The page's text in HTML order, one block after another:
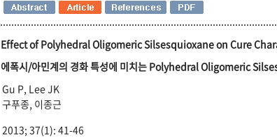
Effect of Polyhedral Oligomeric Silsesquioxane on Cure
에폭시/아민계의 경화 특성에 미치는 Polyhedral Oligomeric
Gu P, Lee JK
구푸종, 이종근
2013; 37(1): 41-46